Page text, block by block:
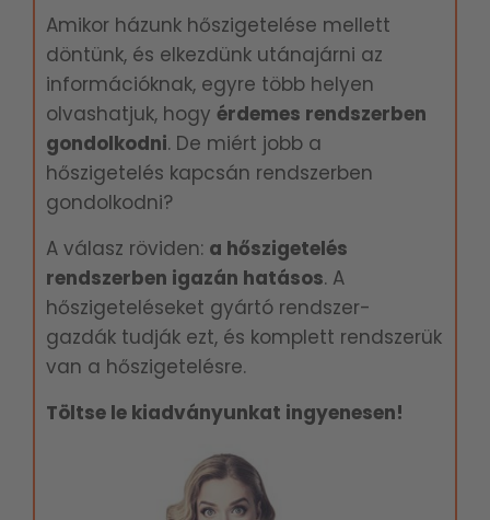
Amikor házunk hőszigetelése mellett
döntünk, és elkezdünk utánajárni az
információknak, egyre több helyen
olvashatjuk, hogy érdemes rendszerben
gondolkodni. De miért jobb a
hőszigetelés kapcsán rendszerben
gondolkodni?
A válasz röviden: a hőszigetelés
rendszerben igazán hatásos. A
hőszigeteléseket gyártó rendszer-
gazdák tudják ezt, és komplett rendszerük
van a hőszigetelésre.
Töltse le kiadványunkat ingyenesen!